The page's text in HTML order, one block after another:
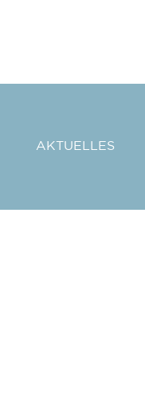
AKTUELLES